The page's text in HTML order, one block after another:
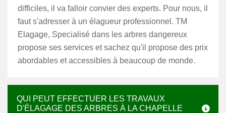
difficiles, il va falloir convier des experts. Pour nous, il
faut s'adresser à un élagueur professionnel. TM
Elagage, Specialisé dans les arbres dangereux
propose ses services et sachez qu'il propose des prix
abordables et accessibles à beaucoup de monde.
QUI PEUT EFFECTUER LES TRAVAUX
D'ÉLAGAGE DES ARBRES À LA CHAPELLE